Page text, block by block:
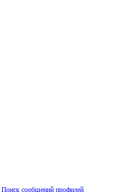
Поиск сообщений профилей